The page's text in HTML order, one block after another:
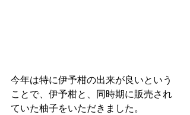
今年は特に伊予柑の出来が良いという
ことで、伊予柑と、同時期に販売され
ていた柚子をいただきました。